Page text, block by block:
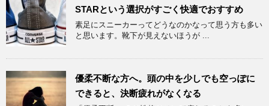
STARという選択がすごく快適でおすすめ
素足にスニーカーってどうなのかなって思う方も多い
と思います。靴下が見えないほうが ...
優柔不断な方へ。頭の中を少しでも空っぽに
できると、決断疲れがなくなる